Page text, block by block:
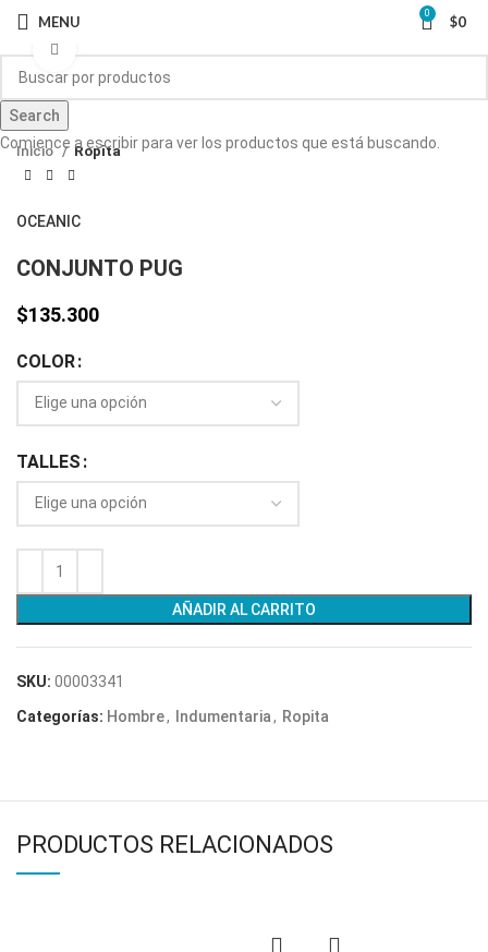
MENU 0 $0
Inicio Ropita
OCEANIC
CONJUNTO PUG
$135.300
COLOR
TALLES
AÑADIR AL CARRITO
SKU: 00003341
Categorías: Hombre, Indumentaria, Ropita
PRODUCTOS RELACIONADOS
Search
Comience a escribir para ver los productos que está buscando.